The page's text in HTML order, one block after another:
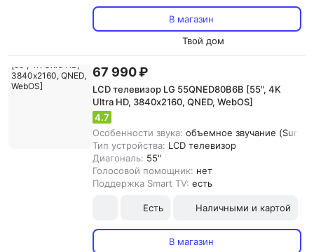
В магазин
Твой дом
67 990 ₽
LCD телевизор LG 55QNED80B6B [55", 4K
Ultra HD, 3840х2160, QNED, WebOS]
4.7
Особенности звука: объемное звучание
Тип устройства: LCD телевизор
Диагональ: 55"
Голосовой помощник: нет
Поддержка Smart TV: есть
Есть Наличными и картой
В магазин